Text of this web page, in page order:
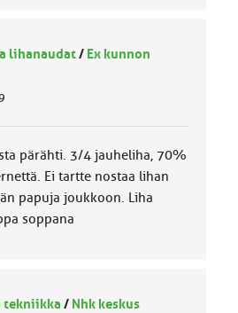
lihanaudat/ Ex kunnon
pärähti. 3/4 jauheliha, 70%
Ei tartte nostaa lihan
papuja joukkoon. Liha
soppana
tekniikka / Nhk keskus